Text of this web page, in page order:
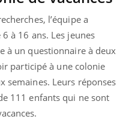
l’équipe a
à 16 ans. Les jeunes
à un questionnaire à deux
participé à une colonie
semaines. Leurs réponses
111 enfants qui ne sont